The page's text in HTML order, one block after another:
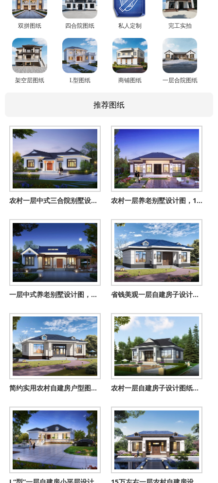
双拼图纸 四合院图纸 私人定制 完工实拍
架空层图纸 L型图纸 商铺图纸 一层合院图纸
推荐图纸
农村一层中式三合院别墅设计图纸，外观漂亮极了 农村一层养老别墅设计图，14.8x17.9米，户型对称，实用布局
一层中式养老别墅设计图，落叶归根，安居故里，颐养天年 省钱美观一层自建房子设计图，父母养老住很适合
简约实用农村自建房户型图，美观经济又通透，南北通透住得爽！ 农村一层自建房子设计图纸及效果图，户型方正